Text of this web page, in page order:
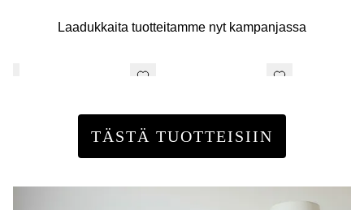
Laadukkaita tuotteitamme nyt kampanjassa
TÄSTÄ TUOTTEISIIN